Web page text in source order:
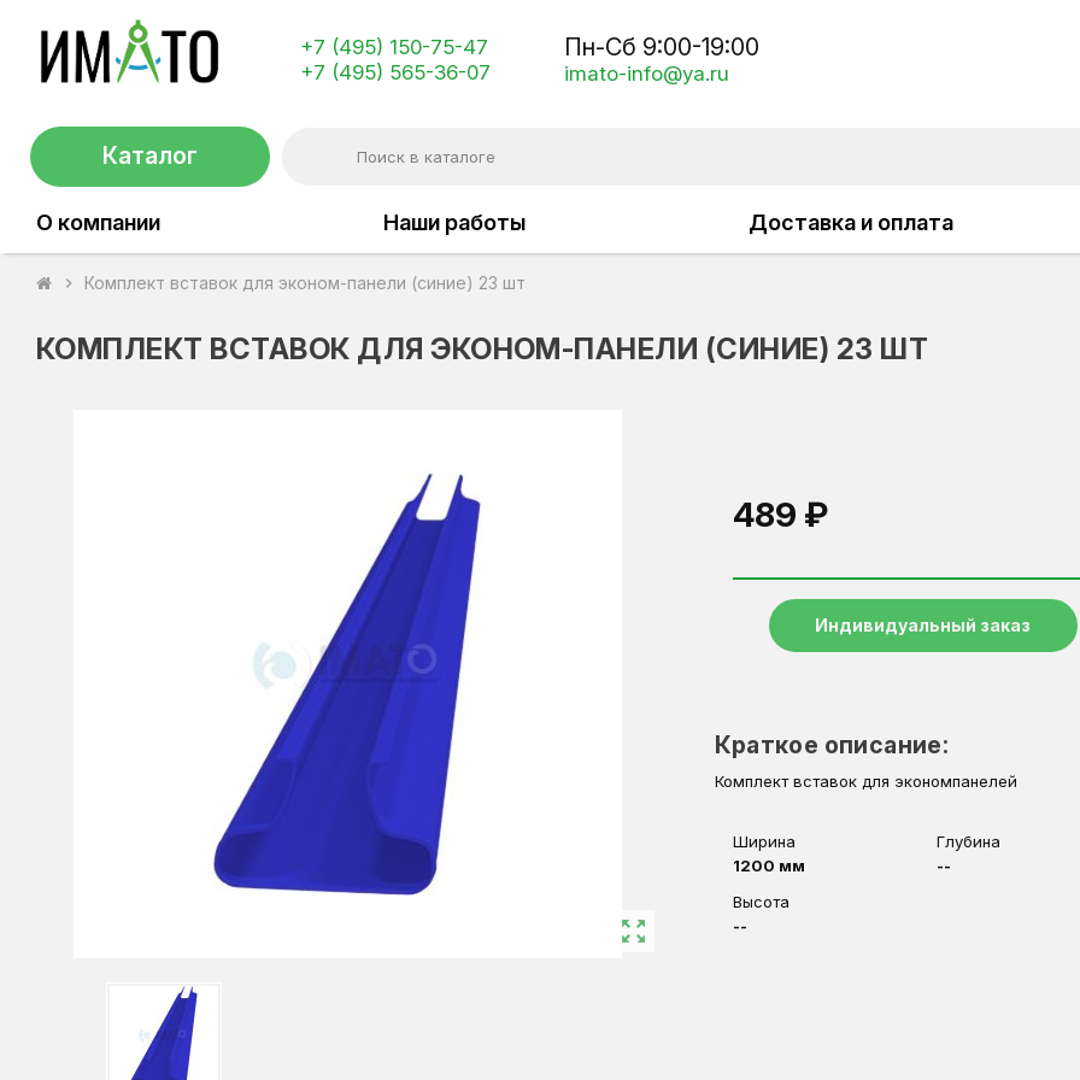
+7 (495) 150-75-47
+7 (495) 565-36-07
Пн-Сб 9:00-19:00
imato-info@ya.ru
Каталог
О компании Наши работы Доставка и оплата
chevron_right Комплект вставок для эконом-панели (синие) 23 шт
КОМПЛЕКТ ВСТАВОК ДЛЯ ЭКОНОМ-ПАНЕЛИ (СИНИЕ) 23 ШТ
zoom_out_map
489 ₽
Индивидуальный заказ
Краткое описание:
Комплект вставок для экономпанелей
Ширина
1200 мм
Глубина
--
Высота
--